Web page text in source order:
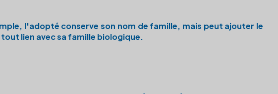
, l'adopté conserve son nom de famille, mais peut ajouter le
lien avec sa famille biologique.